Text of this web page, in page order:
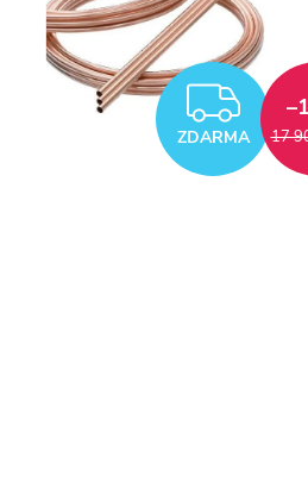
ZDARMA 17